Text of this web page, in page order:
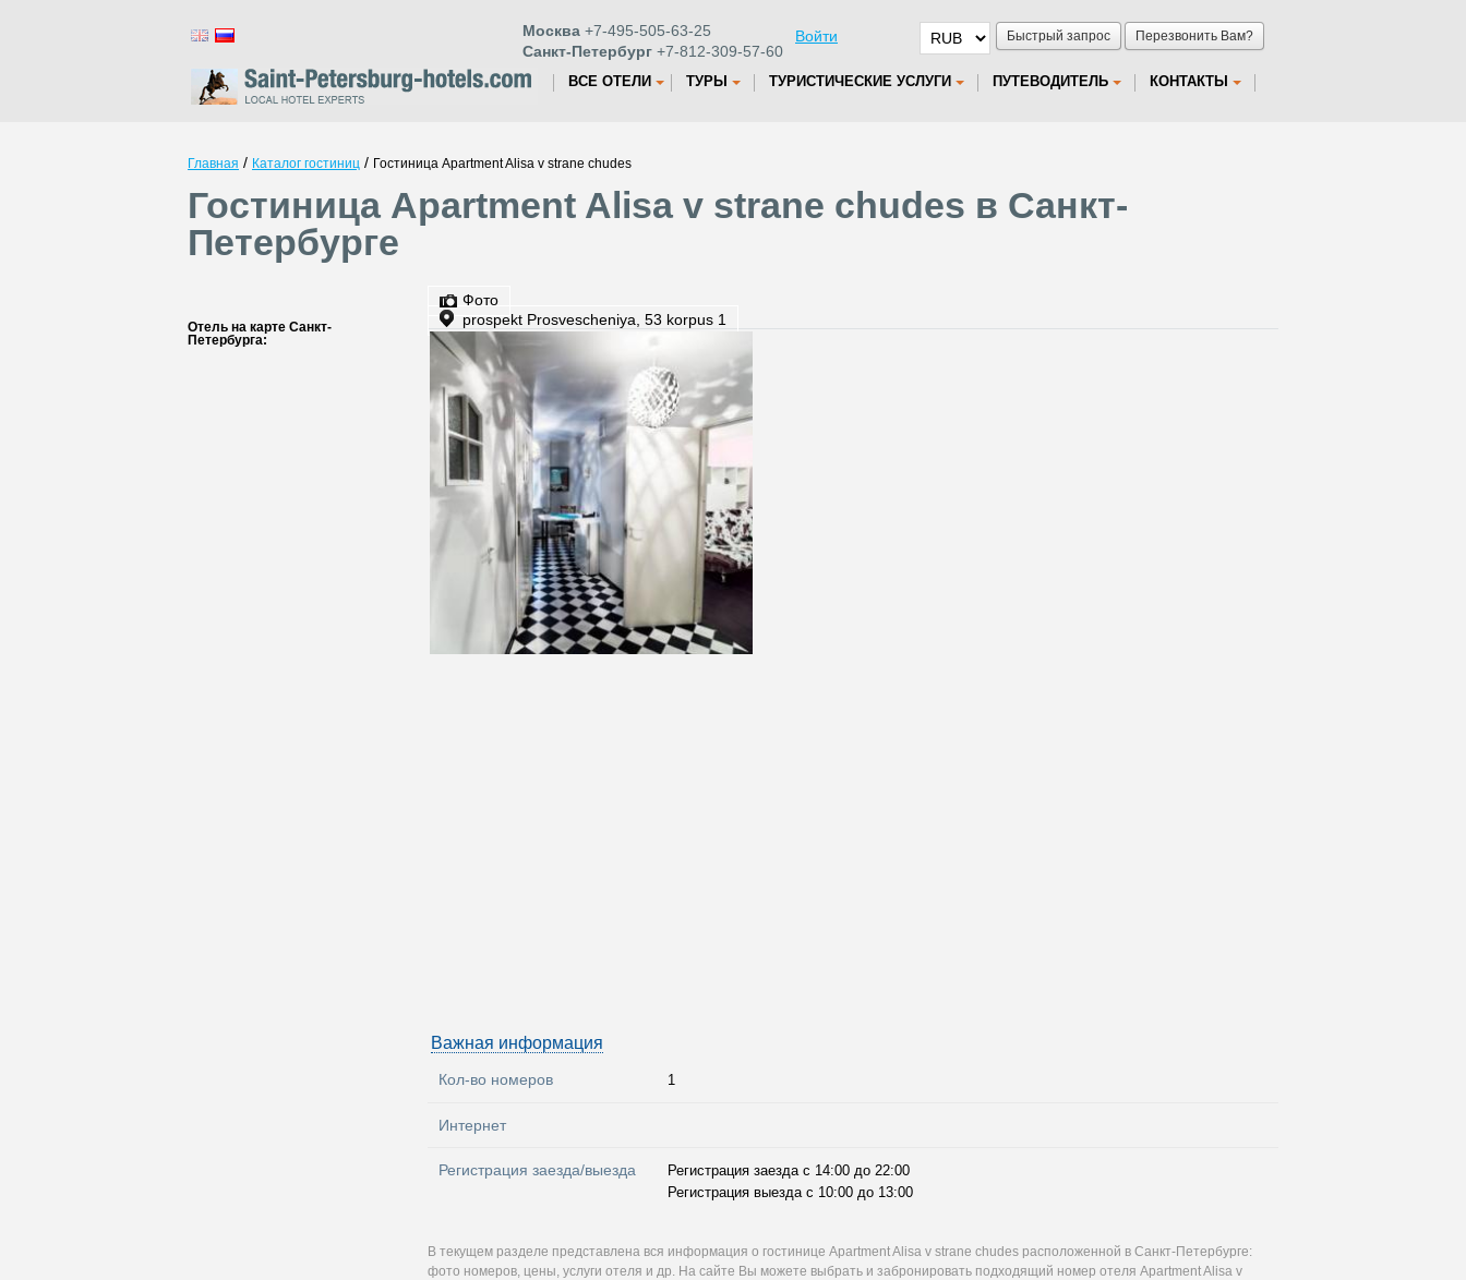
Быстрый запрос Перезвонить Вам?
Москва +7-495-505-63-25
Санкт-Петербург +7-812-309-57-60
Войти
ВСЕ ОТЕЛИ ТУРЫ ТУРИСТИЧЕСКИЕ УСЛУГИ ПУТЕВОДИТЕЛЬ КОНТАКТЫ
Главная / Каталог гостиниц / Гостиница Apartment Alisa v strane chudes
Гостиница Apartment Alisa v strane chudes в Санкт-
Петербурге
Отель на карте Санкт-
Петербурга:
Фото
prospekt Prosvescheniya, 53 korpus 1
Важная информация
Кол-во номеров 1
Интернет
Регистрация заезда/выезда
Регистрация заезда с 14:00 до 22:00
Регистрация выезда с 10:00 до 13:00
В текущем разделе представлена вся информация о гостинице Apartment Alisa v strane chudes расположенной в Санкт-Петербурге:
фото номеров, цены, услуги отеля и др. На сайте Вы можете выбрать и забронировать подходящий номер отеля Apartment Alisa v